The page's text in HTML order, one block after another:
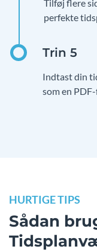
Tilføj flere
perfekte
Indtast din
som en
HURTIGE TIPS
Sådan